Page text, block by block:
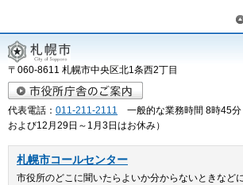
〒060-8611 札幌市中央区北1条西2丁目
代表電話： 011-211-2111 一般的な業務時間 8時45分
および12月29日～1月3日はお休み）
札幌市コールセンター
市役所のどこに聞いたらよいか分からないときなど